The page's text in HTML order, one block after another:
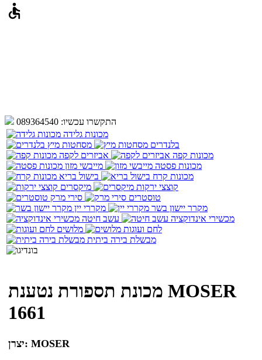
accessible
התקשרו עכשיו: 089364540
מכונות גלידה
בלנדרים
מסחטות מיץ
מכונות קפה
אביזרים לקפה
מכונות פסטה
מייבשי מזון
מכונות קרח
בישול בריא
קוצצי ירקות
מיקסרים
טוסטרים
סירי מרק
מקרר יישון בשר
מקררי יין
מכשירי אינדוקציה
עשב חיטה
לחם ועוגות
מלושים
מבשלת בירה ביתית
מכונת תספורת נטענת MOSER
1661
יצרן: MOSER